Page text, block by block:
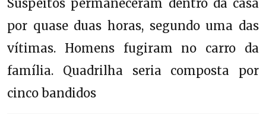
Suspeitos permaneceram dentro da casa
por quase duas horas, segundo uma das
vítimas. Homens fugiram no carro da
família. Quadrilha seria composta por
cinco bandidos